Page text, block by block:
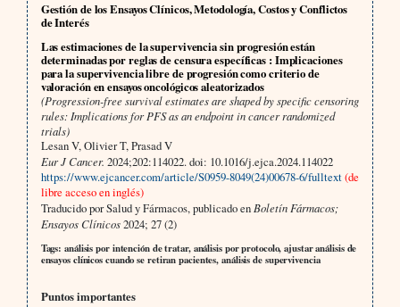
Gestión de los Ensayos Clínicos, Metodología, Costos y Conflictos
de Interés
Las estimaciones de la supervivencia sin progresión están
determinadas por reglas de censura específicas : Implicaciones
para la supervivencia libre de progresión como criterio de
valoración en ensayos oncológicos aleatorizados
(Progression-free survival estimates are shaped by specific censoring
rules: Implications for PFS as an endpoint in cancer randomized
trials)
Lesan V, Olivier T, Prasad V
Eur J Cancer. 2024;202:114022. doi: 10.1016/j.ejca.2024.114022
https://www.ejcancer.com/article/S0959-8049(24)00678-6/fulltext(de
libre acceso en inglés)
Traducido por Salud y Fármacos, publicado en Boletín Fármacos;
Ensayos Clínicos2024; 27 (2)
Tags: análisis por intención de tratar, análisis por protocolo, ajustar análisis de
ensayos clínicos cuando se retiran pacientes, análisis de supervivencia
Puntos importantes